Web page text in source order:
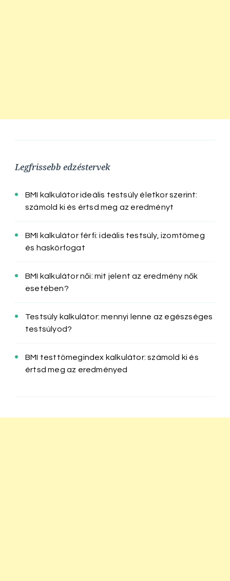
Legfrissebb edzéstervek
BMI kalkulátor ideális testsúly életkor szerint:
számold ki és értsd meg az eredményt
BMI kalkulátor férfi: ideális testsúly, izomtömeg
és haskörfogat
BMI kalkulátor női: mit jelent az eredmény nők
esetében?
Testsúly kalkulátor: mennyi lenne az egészséges
testsúlyod?
BMI testtömegindex kalkulátor: számold ki és
értsd meg az eredményed